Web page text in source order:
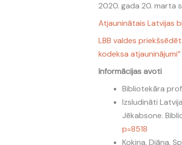
2020. gada 20. marta
Atjauninātais Latvijas
LBB valdes
kodeksa
Informācijas avoti
Bibliotekāra
Izsludināti
Jēkabsone.
p=8518
Kokina, Diāna,